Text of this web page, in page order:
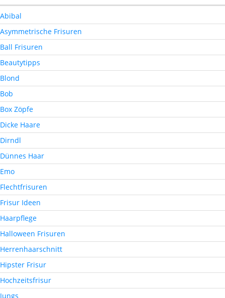
Abibal
Asymmetrische Frisuren
Ball Frisuren
Beautytipps
Blond
Bob
Box Zöpfe
Dicke Haare
Dirndl
Dünnes Haar
Emo
Flechtfrisuren
Frisur Ideen
Haarpflege
Halloween Frisuren
Herrenhaarschnitt
Hipster Frisur
Hochzeitsfrisur
Jungs